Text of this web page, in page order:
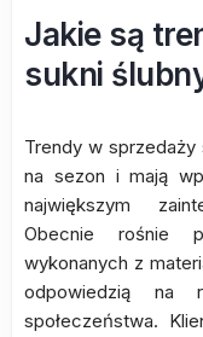
Jakie są
sukni
Trendy w sprzedaży
na sezon i mają
największym
Obecnie rośnie
wykonanych z
odpowiedzią na
społeczeństwa.